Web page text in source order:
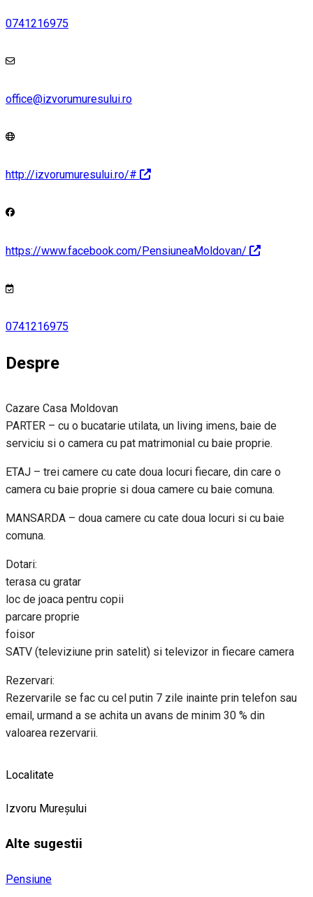
0741216975
office@izvorumuresului.ro
http://izvorumuresului.ro/#
https://www.facebook.com/PensiuneaMoldovan/
0741216975
Despre
Cazare Casa Moldovan
PARTER – cu o bucatarie utilata, un living imens, baie de
serviciu si o camera cu pat matrimonial cu baie proprie.
ETAJ – trei camere cu cate doua locuri fiecare, din care o
camera cu baie proprie si doua camere cu baie comuna.
MANSARDA – doua camere cu cate doua locuri si cu baie
comuna.
Dotari:
terasa cu gratar
loc de joaca pentru copii
parcare proprie
foisor
SATV (televiziune prin satelit) si televizor in fiecare camera
Rezervari:
Rezervarile se fac cu cel putin 7 zile inainte prin telefon sau
email, urmand a se achita un avans de minim 30 % din
valoarea rezervarii.
Localitate
Izvoru Mureșului
Alte sugestii
Pensiune